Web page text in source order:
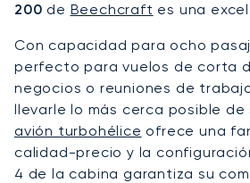
200 de Beechcraft es una
Con capacidad para ocho
perfecto para vuelos de corta
negocios o reuniones de
llevarle lo más cerca posible de
avión turbohélice ofrece una
calidad-precio y la
4 de la cabina garantiza su